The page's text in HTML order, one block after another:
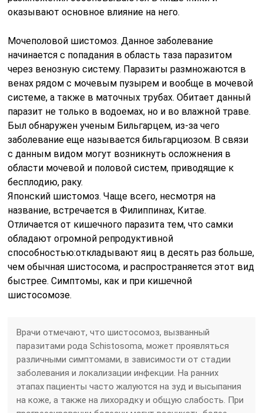
оказывают основное влияние на него.
Мочеполовой шистомоз. Данное заболевание
начинается с попадания в область таза паразитом
через венозную систему. Паразиты размножаются в
венах рядом с мочевым пузырем и вообще в мочевой
системе, а также в маточных трубах. Обитает данный
паразит не только в водоемах, но и во влажной траве.
Был обнаружен ученым Бильгарцем, из-за чего
заболевание еще называется бильгарциозом. В связи
с данным видом могут возникнуть осложнения в
области мочевой и половой систем, приводящие к
бесплодию, раку.
Японский шистомоз. Чаще всего, несмотря на
название, встречается в Филиппинах, Китае.
Отличается от кишечного паразита тем, что самки
обладают огромной репродуктивной
способностью:откладывают яиц в десять раз больше,
чем обычная шистосома, и распространяется этот вид
быстрее. Симптомы, как и при кишечной
шистосомозе.
Врачи отмечают, что шистосомоз, вызванный
паразитами рода Schistosoma, может проявляться
различными симптомами, в зависимости от стадии
заболевания и локализации инфекции. На ранних
этапах пациенты часто жалуются на зуд и высыпания
на коже, а также на лихорадку и общую слабость. При